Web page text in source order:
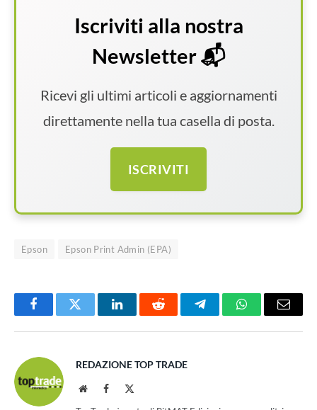
Iscriviti alla nostra
Newsletter 📬
Ricevi gli ultimi articoli e aggiornamenti
direttamente nella tua casella di posta.
ISCRIVITI
Epson Epson Print Admin (EPA)
FacebookTwitter LinkedInReddit TelegramWhatsAppEmail
REDAZIONE TOP TRADE
WebsiteFacebook